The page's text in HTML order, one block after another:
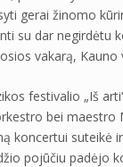
gerai žinomo
su dar negirdėtu
vakarą,
festivalio „Iš
bei maestro
koncertui suteikė
pojūčiu padėjo